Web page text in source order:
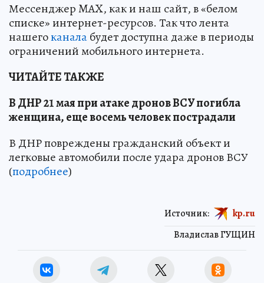
Мессенджер MAX, как и наш сайт, в «белом
списке» интернет-ресурсов. Так что лента
нашегоканалабудет доступна даже в периоды
ограничений мобильного интернета.
ЧИТАЙТЕ ТАКЖЕ
В ДНР 21 мая при атаке дронов ВСУ погибла
женщина, еще восемь человек пострадали
В ДНР повреждены гражданский объект и
легковые автомобили после удара дронов ВСУ
(подробнее)
Владислав ГУЩИН
Источник: kp.ru